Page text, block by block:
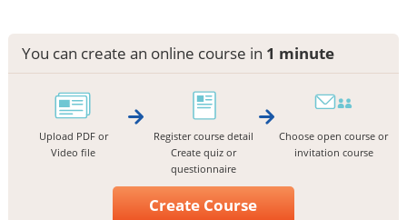
You can create an online course in 1 minute
Upload PDF or
Video file
Register course detail
Create quiz or
questionnaire
Choose open course or
invitation course
Create Course